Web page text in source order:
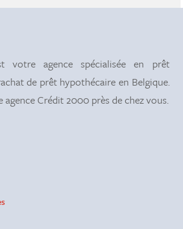
votre agence spécialisée en prêt
de prêt hypothécaire en Belgique.
Crédit 2000 près de chez vous.